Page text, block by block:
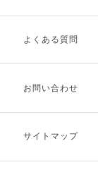
ご利用ガイドトッ
お支払方法
キャンセル・返品
よくある質問
お問い合わせ
サイトマップ